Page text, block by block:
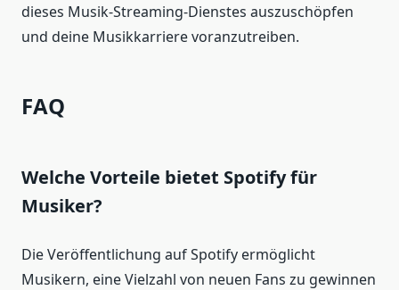
dieses Musik-Streaming-Dienstes auszuschöpfen
und deine Musikkarriere voranzutreiben.
FAQ
Welche Vorteile bietet Spotify für
Musiker?
Die Veröffentlichung auf Spotify ermöglicht
Musikern, eine Vielzahl von neuen Fans zu gewinnen